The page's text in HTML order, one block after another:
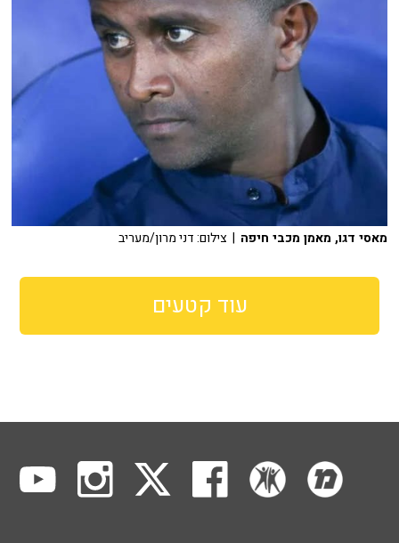
מאסי דגו, מאמן מכבי חיפה | צילום: דני מרון/מעריב
עוד קטעים